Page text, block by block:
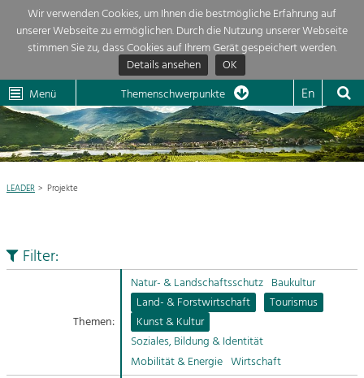
Wir verwenden Cookies, um Ihnen die bestmögliche Erfahrung auf
unserer Webseite zu ermöglichen. Durch die Nutzung unserer Webseite
stimmen Sie zu, dass Cookies auf Ihrem Gerät gespeichert werden.
Details ansehen
OK
Dunkelsteinerwald Klima
Menü Themenschwerpunkte En
Aktuelles 
Region 
Projekte
Mein Projekt 
Themenübersicht
Die Regionalentwicklung in unserer Region ist sehr vielfältig. Deshalb
geben wir hier eine Übersicht über unsere Themenschwerpunkte. Für
mehr Informationen einfach das Thema anklicken und schon werden alle
Projekte in diesem Kontext angezeigt.
Natur- &
Baukultur
Ortsbild, Baukultur und nachhaltiges
Land- & Forstwirtschaft
Bewirtschaftung und Pflege der
LEADER Projekte
Filter:
Themen:
Natur- & Landschaftsschutz Baukultur
Land- & Forstwirtschaft
Tourismus
Kunst & Kultur
Soziales, Bildung & Identität
Mobilität & Energie Wirtschaft